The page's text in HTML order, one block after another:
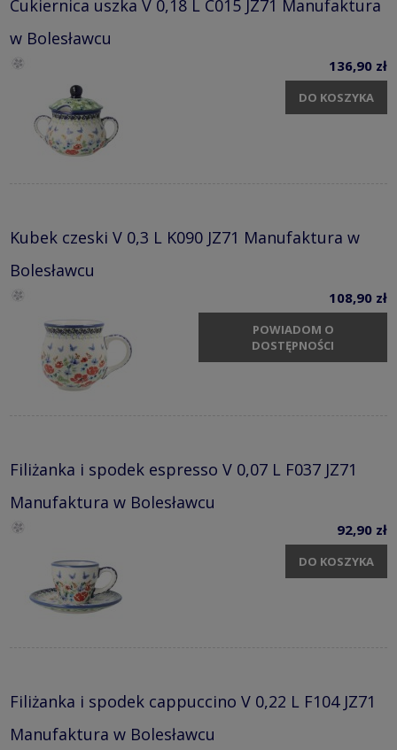
Cukiernica uszka V 0,18 L C015 JZ71 Manufaktura
w Bolesławcu
136,90 zł
DO KOSZYKA
Kubek czeski V 0,3 L K090 JZ71 Manufaktura w
Bolesławcu
108,90 zł
POWIADOM O
DOSTĘPNOŚCI
Filiżanka i spodek espresso V 0,07 L F037 JZ71
Manufaktura w Bolesławcu
92,90 zł
DO KOSZYKA
Filiżanka i spodek cappuccino V 0,22 L F104 JZ71
Manufaktura w Bolesławcu